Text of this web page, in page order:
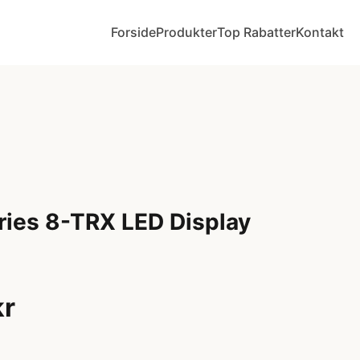
ForsideProdukterTop RabatterKontakt
8-TRX LED Display